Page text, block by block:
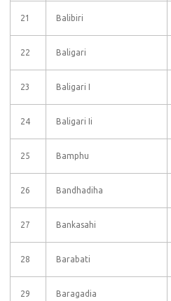
21 Balibiri
22 Baligari
23 Baligari I
24 Baligari Ii
25 Bamphu
26 Bandhadiha
27 Bankasahi
28 Barabati
29 Baragadia